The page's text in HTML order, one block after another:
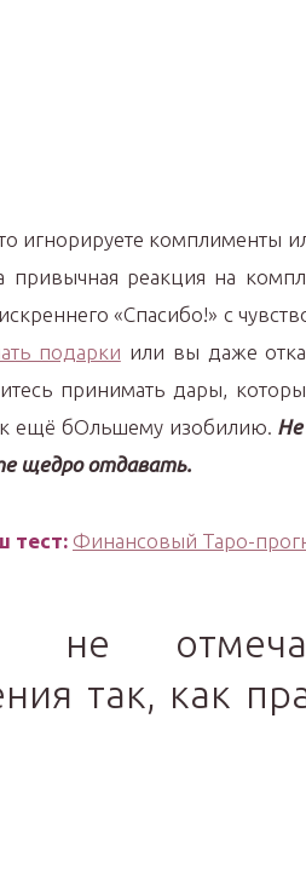
игнорируете комплименты
привычная реакция на
«Спасибо!» с
подарки или вы даже
принимать дары,
ещё бОльшему изобилию. Не
щедро отдавать.
тест: Финансовый Таро-
так, как